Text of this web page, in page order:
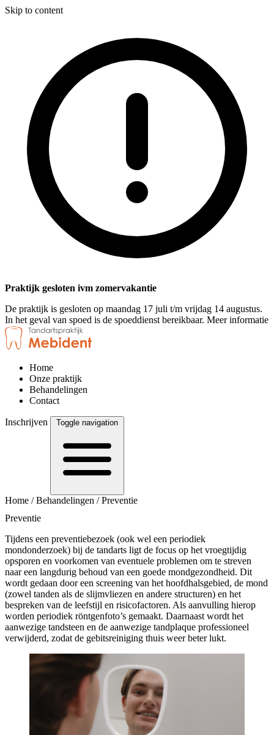
Skip to content
Praktijk gesloten ivm zomervakantie
De praktijk is gesloten op maandag 17 juli t/m vrijdag 14 augustus.
In het geval van spoed is de spoeddienst bereikbaar. Meer informatie
Home
Onze praktijk
Behandelingen
Contact
Inschrijven Toggle navigation
Home /Behandelingen /Preventie
Preventie
Tijdens een preventiebezoek (ook wel een periodiek
mondonderzoek) bij de tandarts ligt de focus op het vroegtijdig
opsporen en voorkomen van eventuele problemen om te streven
naar een langdurig behoud van een goede mondgezondheid. Dit
wordt gedaan door een screening van het hoofdhalsgebied, de mond
(zowel tanden als de slijmvliezen en andere structuren) en het
bespreken van de leefstijl en risicofactoren. Als aanvulling hierop
worden periodiek röntgenfoto’s gemaakt. Daarnaast wordt het
aanwezige tandsteen en de aanwezige tandplaque professioneel
verwijderd, zodat de gebitsreiniging thuis weer beter lukt.